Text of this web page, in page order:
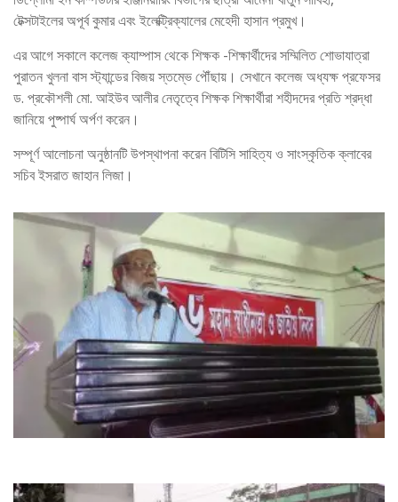
টেক্সটাইলের অপূর্ব কুমার এবং ইলেক্ট্রিক্যালের মেহেদী হাসান প্রমুখ।
এর আগে সকালে কলেজ ক্যাম্পাস থেকে শিক্ষক -শিক্ষার্থীদের সম্মিলিত শোভাযাত্রা
পুরাতন খুলনা বাস স্ট্যান্ডের বিজয় স্তম্ভে পৌঁছায়। সেখানে কলেজ অধ্যক্ষ প্রফেসর
ড. প্রকৌশলী মো. আইউব আলীর নেতৃত্বে শিক্ষক শিক্ষার্থীরা শহীদদের প্রতি শ্রদ্ধা
জানিয়ে পুষ্পার্ঘ অর্পণ করেন।
সম্পূর্ণ আলোচনা অনুষ্ঠানটি উপস্থাপনা করেন বিটিসি সাহিত্য ও সাংস্কৃতিক ক্লাবের
সচিব ইসরাত জাহান লিজা।